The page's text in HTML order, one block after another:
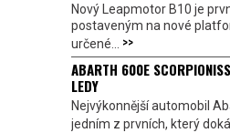
Nový Leapmotor B10 je
postaveným na nové
určené... >>
ABARTH 600E
LEDY
Nejvýkonnější automobil
jedním z prvních, který